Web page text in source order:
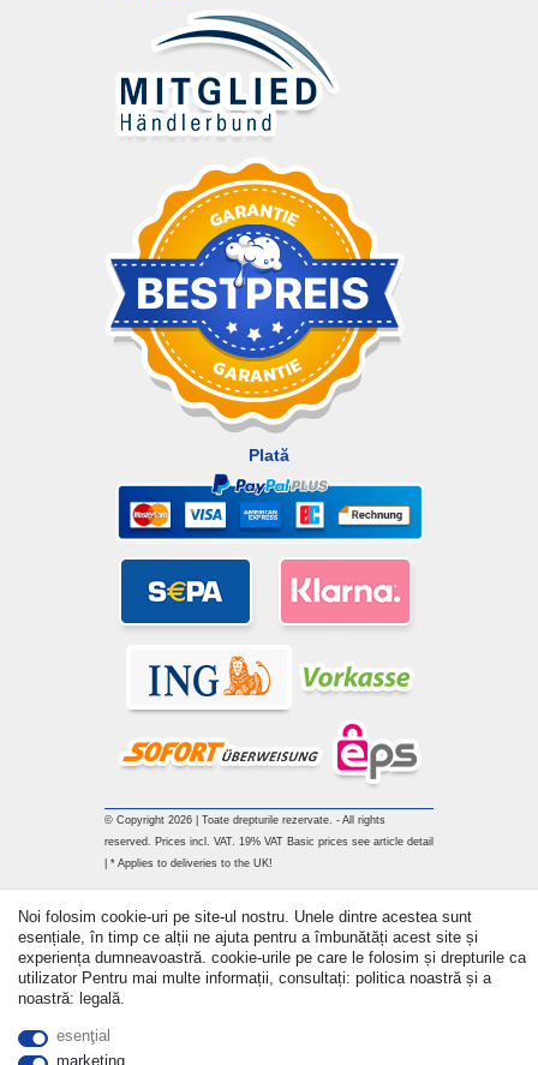
Plată
© Copyright 2026 | Toate drepturile rezervate. - All rights
reserved. Prices incl. VAT. 19% VAT Basic prices see article detail
| * Applies to deliveries to the UK!
Noi folosim cookie-uri pe site-ul nostru. Unele dintre acestea sunt
esențiale, în timp ce alții ne ajuta pentru a îmbunătăți acest site și
experiența dumneavoastră. cookie-urile pe care le folosim și drepturile ca
utilizator Pentru mai multe informații, consultați: politica noastră și a
noastră: legală.
esenţial
marketing
Withdraw from contract here
a lua legatura